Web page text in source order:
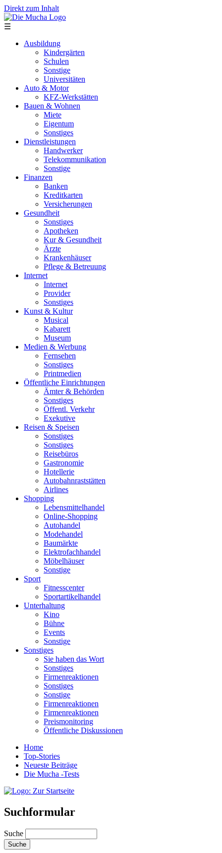
Direkt zum Inhalt
☰
Ausbildung
Kindergärten
Schulen
Sonstige
Universitäten
Auto & Motor
KFZ-Werkstätten
Bauen & Wohnen
Miete
Eigentum
Sonstiges
Dienstleistungen
Handwerker
Telekommunikation
Sonstige
Finanzen
Banken
Kreditkarten
Versicherungen
Gesundheit
Sonstiges
Apotheken
Kur & Gesundheit
Ärzte
Krankenhäuser
Pflege & Betreuung
Internet
Internet
Provider
Sonstiges
Kunst & Kultur
Musical
Kabarett
Museum
Medien & Werbung
Fernsehen
Sonstiges
Printmedien
Öffentliche Einrichtungen
Ämter & Behörden
Sonstiges
Öffentl. Verkehr
Exekutive
Reisen & Speisen
Sonstiges
Sonstiges
Reisebüros
Gastronomie
Hotellerie
Autobahnraststätten
Airlines
Shopping
Lebensmittelhandel
Online-Shopping
Autohandel
Modehandel
Baumärkte
Elektrofachhandel
Möbelhäuser
Sonstige
Sport
Fitnesscenter
Sportartikelhandel
Unterhaltung
Kino
Bühne
Events
Sonstige
Sonstiges
Sie haben das Wort
Sonstiges
Firmenreaktionen
Sonstiges
Sonstige
Firmenreaktionen
Firmenreaktionen
Preismonitoring
Öffentliche Diskussionen
Home
Top-Stories
Neueste Beiträge
Die Mucha -Tests
Suchformular
Suche